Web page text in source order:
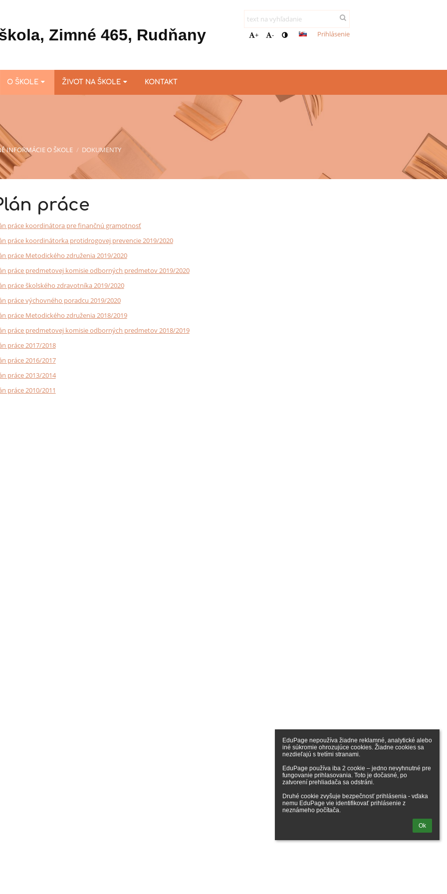
EduPage nepoužíva žiadne reklamné, analytické alebo
iné súkromie ohrozujúce cookies. Žiadne cookies sa
nezdieľajú s tretími stranami.
EduPage používa iba 2 cookie – jedno nevyhnutné pre
fungovanie prihlasovania. Toto je dočasné, po
zatvorení prehliadača sa odstráni.
Druhé cookie zvyšuje bezpečnosť prihlásenia - vďaka
nemu EduPage vie identifikovať prihlásenie z
neznámeho počítača.
Ok
Zimné 465, Rudňany + - Prihlásenie
O ŠKOLE ŽIVOT NA ŠKOLE KONTAKT
INFORMÁCIE O ŠKOLE / DOKUMENTY
práce
práce koordinátora pre finančnú gramotnosť
práce koordinátorka protidrogovej prevencie 2019/2020
práce Metodického združenia 2019/2020
práce predmetovej komisie odborných predmetov 2019/2020
práce školského zdravotníka 2019/2020
práce výchovného poradcu 2019/2020
práce Metodického združenia 2018/2019
práce predmetovej komisie odborných predmetov 2018/2019
práce 2017/2018
práce 2016/2017
práce 2013/2014
práce 2010/2011